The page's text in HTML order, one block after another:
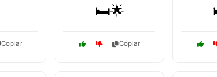
Copiar
🛏️🌟
Copiar